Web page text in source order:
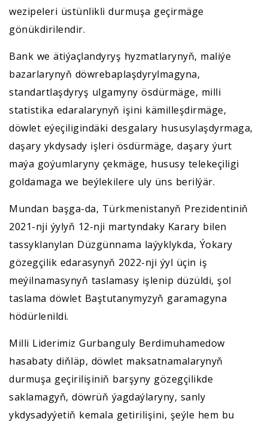
wezipeleri üstünlikli durmuşa geçirmäge
gönükdirilendir.
Bank we ätiýaçlandyryş hyzmatlarynyň, maliýe
bazarlarynyň döwrebaplaşdyrylmagyna,
standartlaşdyryş ulgamyny ösdürmäge, milli
statistika edaralarynyň işini kämilleşdirmäge,
döwlet eýeçiligindäki desgalary hususylaşdyrmaga,
daşary ykdysady işleri ösdürmäge, daşary ýurt
maýa goýumlaryny çekmäge, hususy telekeçiligi
goldamaga we beýlekilere uly üns berilýär.
Mundan başga-da, Türkmenistanyň Prezidentiniň
2021-nji ýylyň 12-nji martyndaky Karary bilen
tassyklanylan Düzgünnama laýyklykda, Ýokary
gözegçilik edarasynyň 2022-nji ýyl üçin iş
meýilnamasynyň taslamasy işlenip düzüldi, şol
taslama döwlet Baştutanymyzyň garamagyna
hödürlenildi.
Milli Liderimiz Gurbanguly Berdimuhamedow
hasabaty diňläp, döwlet maksatnamalarynyň
durmuşa geçirilişiniň barşyny gözegçilikde
saklamagyň, döwrüň ýagdaýlaryny, sanly
ykdysadyýetiň kemala getirilişini, şeýle hem bu